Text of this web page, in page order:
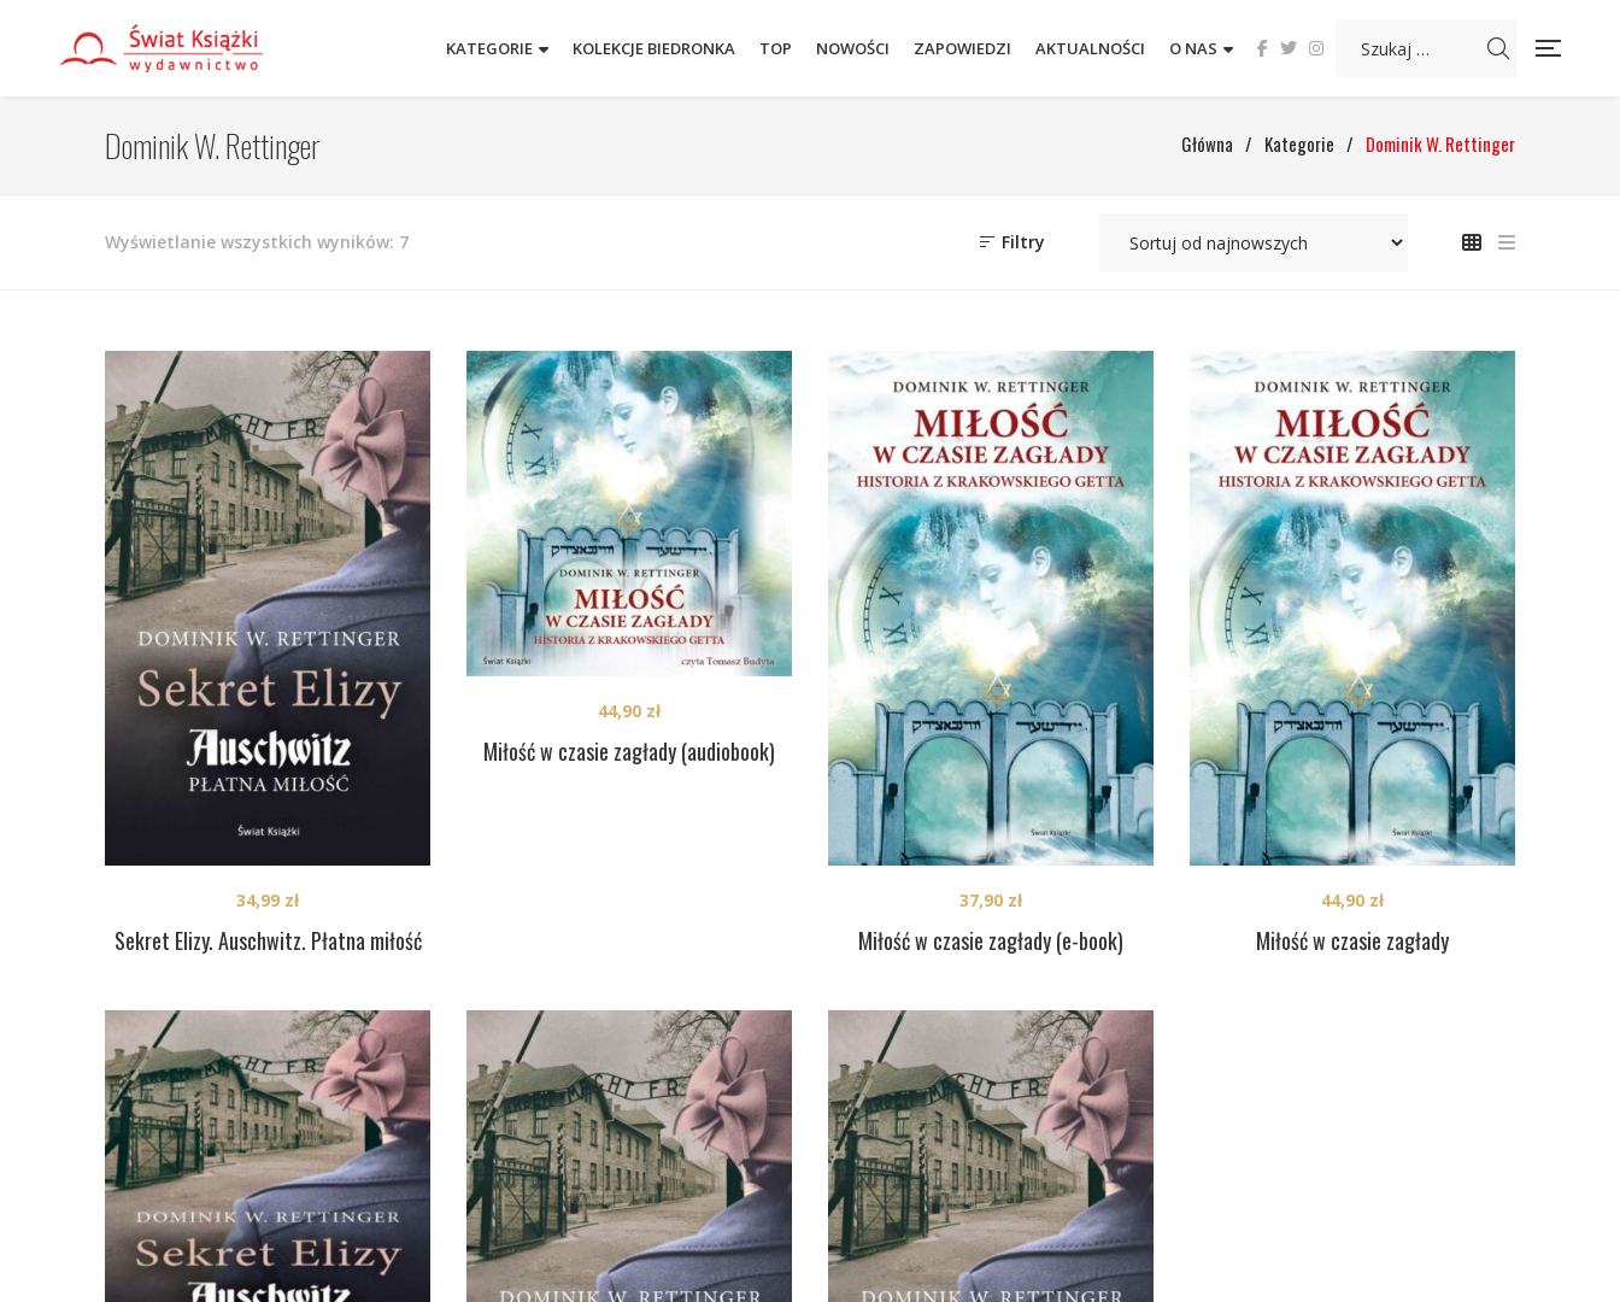
KATEGORIE KOLEKCJE BIEDRONKA TOP NOWOŚCI ZAPOWIEDZI AKTUALNOŚCI O NAS
Dominik W. Rettinger Główna / Kategorie / Dominik W. Rettinger
Wyświetlanie wszystkich wyników: 7Posortowane
Filtry
Sekret Elizy. Auschwitz. Płatna miłość
34,99 zł
Miłość w czasie zagłady (audiobook)
44,90 zł
Miłość w czasie zagłady (e-book)
37,90 zł
Miłość w czasie zagłady
44,90 zł